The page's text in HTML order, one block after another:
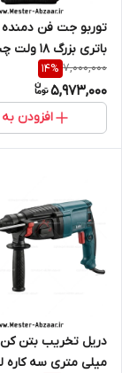
توربو جت فن دمنده
باتری بزرگ
جعبه کارتنی
7,000,000
14%
5,973,000
افزودن
میلی متری سه کاره